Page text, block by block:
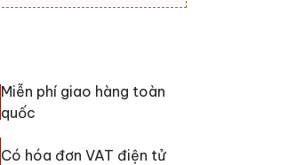
Miễn phí giao hàng toàn
quốc
Có hóa đơn VAT điện tử